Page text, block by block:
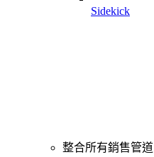
Sidekick
整合所有銷售管道